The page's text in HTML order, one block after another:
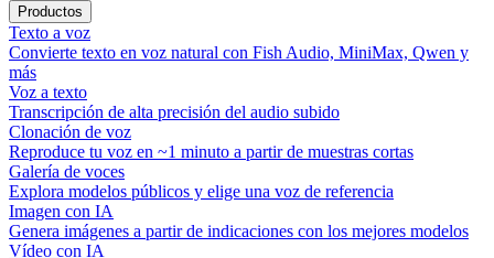
Productos
Texto a voz
Convierte texto en voz natural con Fish Audio, MiniMax, Qwen y
más
Voz a texto
Transcripción de alta precisión del audio subido
Clonación de voz
Reproduce tu voz en ~1 minuto a partir de muestras cortas
Galería de voces
Explora modelos públicos y elige una voz de referencia
Imagen con IA
Genera imágenes a partir de indicaciones con los mejores modelos
Vídeo con IA